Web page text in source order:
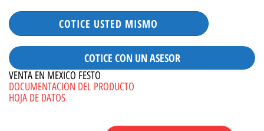
COTICE USTED MISMO
COTICE CON UN ASESOR
VENTA EN MEXICO FESTO
DOCUMENTACION DEL PRODUCTO
HOJA DE DATOS